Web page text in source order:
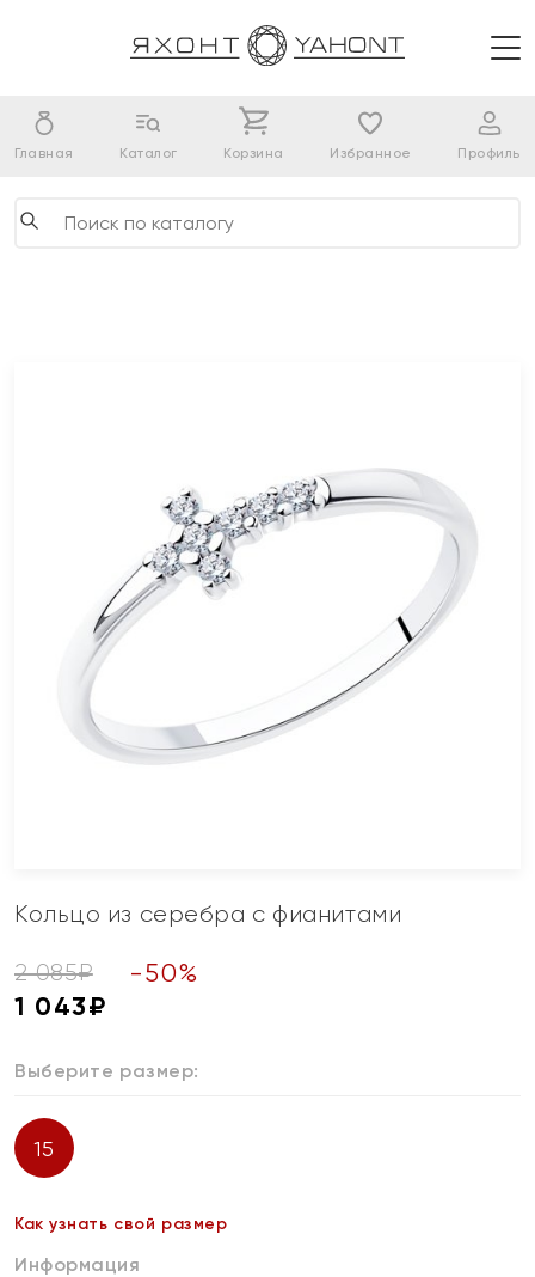
Главная Каталог Корзина Избранное Профиль
Кольцо из серебра с фианитами
2 085₽ -50%
1 043₽
Выберите размер:
15
Как узнать свой размер
Информация